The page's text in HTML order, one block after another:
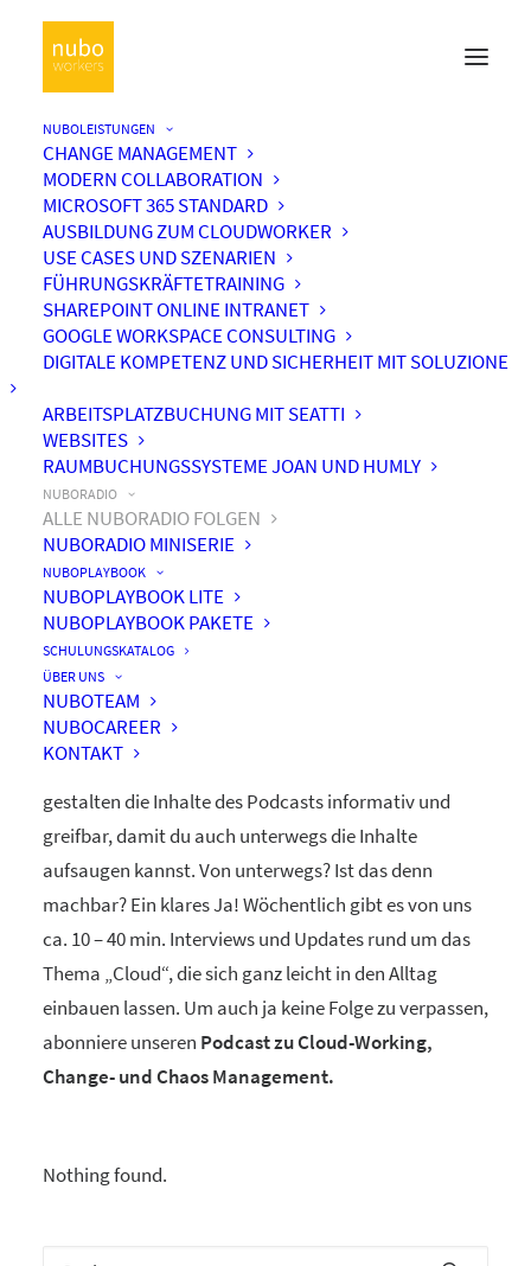
NUBOLEISTUNGEN
CHANGE MANAGEMENT
MODERN COLLABORATION
MICROSOFT 365 STANDARD
AUSBILDUNG ZUM CLOUDWORKER
USE CASES UND SZENARIEN
FÜHRUNGSKRÄFTETRAINING
SHAREPOINT ONLINE INTRANET
GOOGLE WORKSPACE CONSULTING
DIGITALE KOMPETENZ UND SICHERHEIT MIT SOLUZIONE
ARBEITSPLATZBUCHUNG MIT SEATTI
WEBSITES
RAUMBUCHUNGSSYSTEME JOAN UND HUMLY
NUBORADIO
ALLE NUBORADIO FOLGEN
NUBORADIO MINISERIE
NUBOPLAYBOOK
NUBOPLAYBOOK LITE
NUBOPLAYBOOK PAKETE
SCHULUNGSKATALOG
ÜBER UNS
NUBOTEAM
NUBOCAREER
KONTAKT
by nuboworkers GmbH
Herzlich Willkommen! Du hast nuboRadio – unseren
ganz eigenenPodcast zur Digitalisierung
Unsere beiden Moderatoren Dominique und Markus
gestalten die Inhalte des Podcasts informativ und
greifbar, damit du auch unterwegs die Inhalte
aufsaugen kannst. Von unterwegs? Ist das denn
machbar? Ein klares Ja! Wöchentlich gibt es von uns
ca. 10 – 40 min. Interviews und Updates rund um das
Thema „Cloud“, die sich ganz leicht in den Alltag
einbauen lassen. Um auch ja keine Folge zu verpassen,
abonniere unseren Podcast zu Cloud-Working,
Change- und Chaos Management.
Nothing found.